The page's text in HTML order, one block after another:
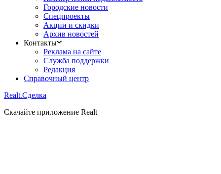
Городские новости
Спецпроекты
Акции и скидки
Архив новостей
Контакты
Реклама на сайте
Служба поддержки
Редакция
Справочный центр
Realt.Сделка
Скачайте приложение Realt